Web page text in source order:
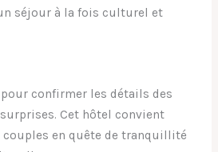
séjour à la fois culturel et
confirmer les détails des
Cet hôtel convient
en quête de tranquillité